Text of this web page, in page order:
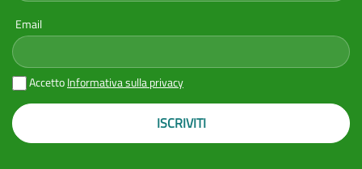
Email
AccettoInformativa sulla privacy
ISCRIVITI